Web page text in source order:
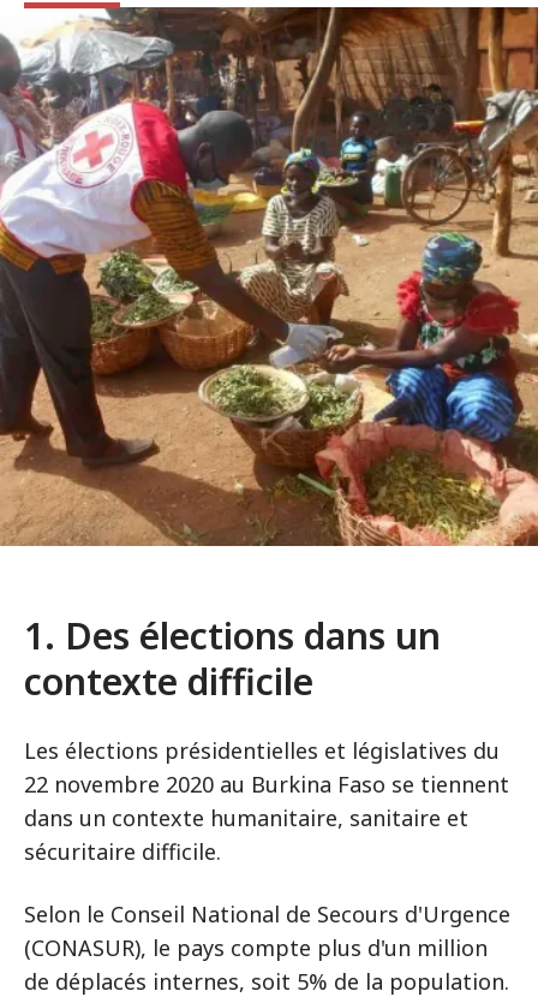
1. Des élections dans un
contexte difficile
Les élections présidentielles et législatives du
22 novembre 2020 au Burkina Faso se tiennent
dans un contexte humanitaire, sanitaire et
sécuritaire difficile.
Selon le Conseil National de Secours d'Urgence
(CONASUR), le pays compte plus d'un million
de déplacés internes, soit 5% de la population.